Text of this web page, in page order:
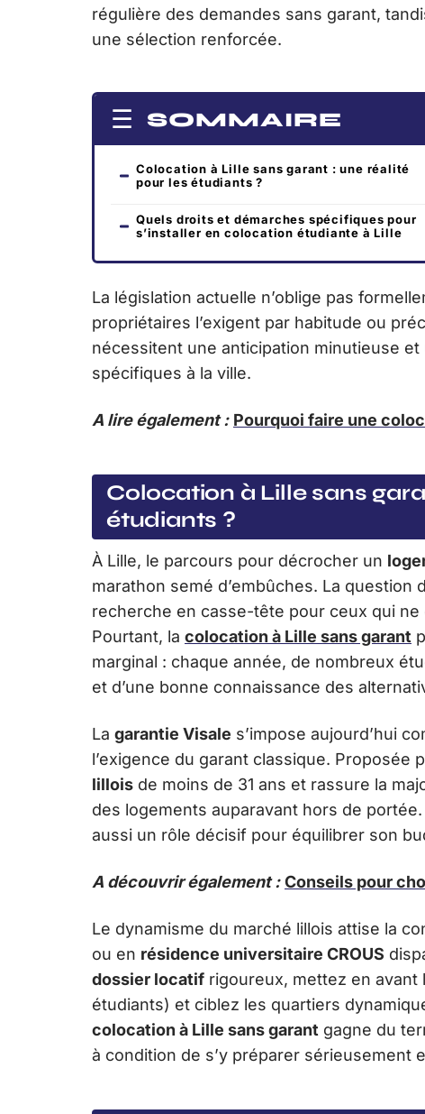
régulière des demandes sans garant,
une sélection renforcée.
SOMMAIRE
Colocation à Lille sans garant : une réalité
pour les étudiants ?
Quels droits et démarches spécifiques pour
s’installer en colocation étudiante à Lille
La législation actuelle n’oblige pas
propriétaires l’exigent par habitude ou
nécessitent une anticipation minutieuse
spécifiques à la ville.
A lire également : Pourquoi faire une
Colocation à Lille sans
étudiants ?
À Lille, le parcours pour décrocher un
marathon semé d’embûches. La
recherche en casse-tête pour ceux qui ne
Pourtant, la colocation à Lille sans garant
marginal : chaque année, de nombreux
et d’une bonne connaissance des
La garantie Visale s’impose aujourd’hui
l’exigence du garant classique. Proposée
lillois de moins de 31 ans et rassure la
des logements auparavant hors de portée.
aussi un rôle décisif pour équilibrer son
A découvrir également : Conseils pour
Le dynamisme du marché lillois attise la
ou en résidence universitaire CROUS
dossier locatif rigoureux, mettez en
étudiants) et ciblez les quartiers
colocation à Lille sans garant gagne du
à condition de s’y préparer sérieusement